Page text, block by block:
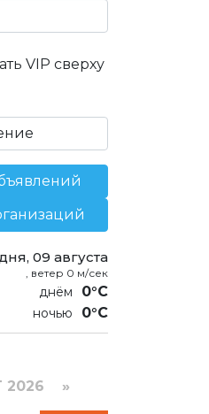
VIP сверху
09 августа
, ветер 0 м/сек
0°C
0°C
2026 »